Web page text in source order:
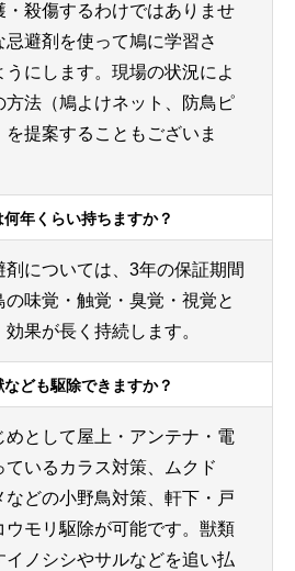
・殺傷するわけではありませ
避剤を使って鳩に学習さ
にします。現場の状況によ
方法（鳩よけネット、防鳥ピ
提案することもございま
年くらい持ちますか？
については、3年の保証期間
の味覚・触覚・臭覚・視覚と
果が長く持続します。
ども駆除できますか？
めとして屋上・アンテナ・電
いるカラス対策、ムクド
などの小野鳥対策、軒下・戸
ウモリ駆除が可能です。獣類
イノシシやサルなどを追い払